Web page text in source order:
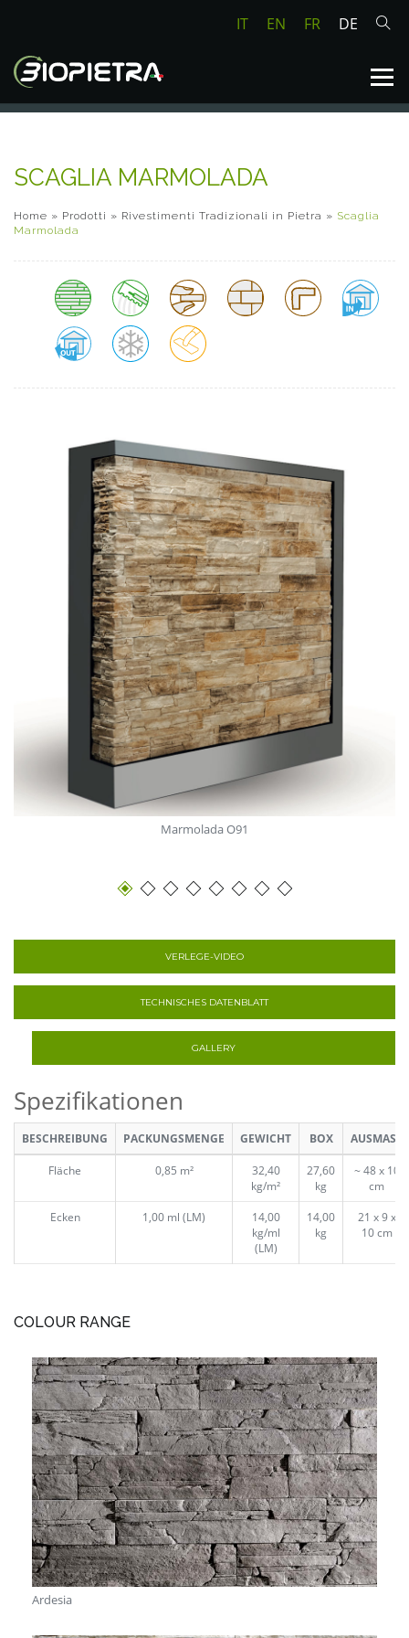
IT EN FR DE
SCAGLIA MARMOLADA
Home » Prodotti » Rivestimenti Tradizionali in Pietra » Scaglia
Marmolada
Marmolada Quarzo
VERLEGE-VIDEO
TECHNISCHES DATENBLATT
GALLERY
Spezifikationen
BESCHREIBUNG PACKUNGSMENGE GEWICHT BOX AUSMASS
Fläche 0,85 m²
32,40
kg/m²
27,60
kg
~ 48 x 10
cm
Ecken
1,00 ml (LM)
14,00
kg/ml
(LM)
14,00
kg
21 x 9 x
10 cm
COLOUR RANGE
Ardesia